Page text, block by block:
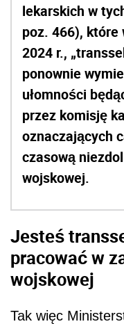
lekarskich w
poz. 466), które
2024 r.,
ponownie
ułomności
przez komisję
oznaczających
czasową
wojskowej.
Jesteś
pracować w
wojskowej
Tak więc